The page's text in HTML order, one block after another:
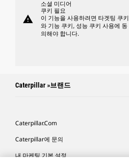
warning
소셜 미디어
쿠키 필요
이 기능을 사용하려면 타겟팅 쿠키
와 기능 쿠키, 성능 쿠키 사용에 동
의해야 합니다.
Caterpillar »브랜드
Caterpillar.com
Caterpillar에 문의
내 마케팅 기본 설정